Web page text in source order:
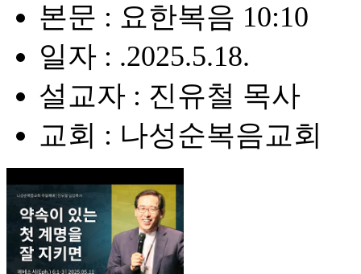
본문 : 요한복음 10:10
일자 : .2025.5.18.
설교자 : 진유철 목사
교회 : 나성순복음교회